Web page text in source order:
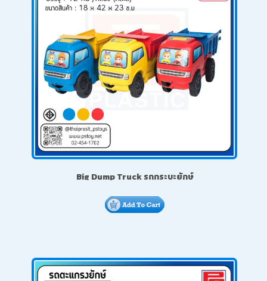
Big Dump Truck รถกระบะยักษ์